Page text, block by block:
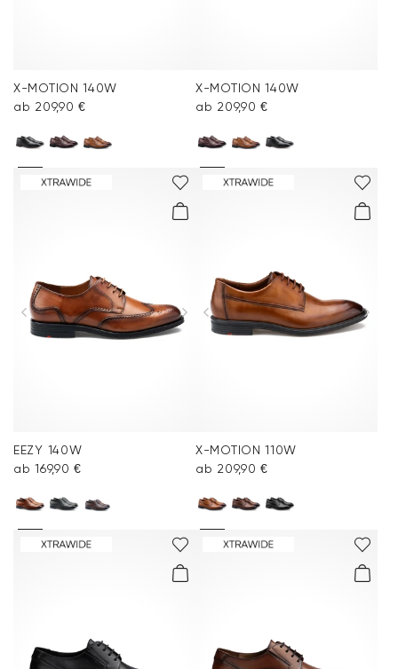
X-MOTION 140W
ab 209,90 €
X-MOTION 140W
ab 209,90 €
EEZY 140W
ab 169,90 €
X-MOTION 110W
ab 209,90 €